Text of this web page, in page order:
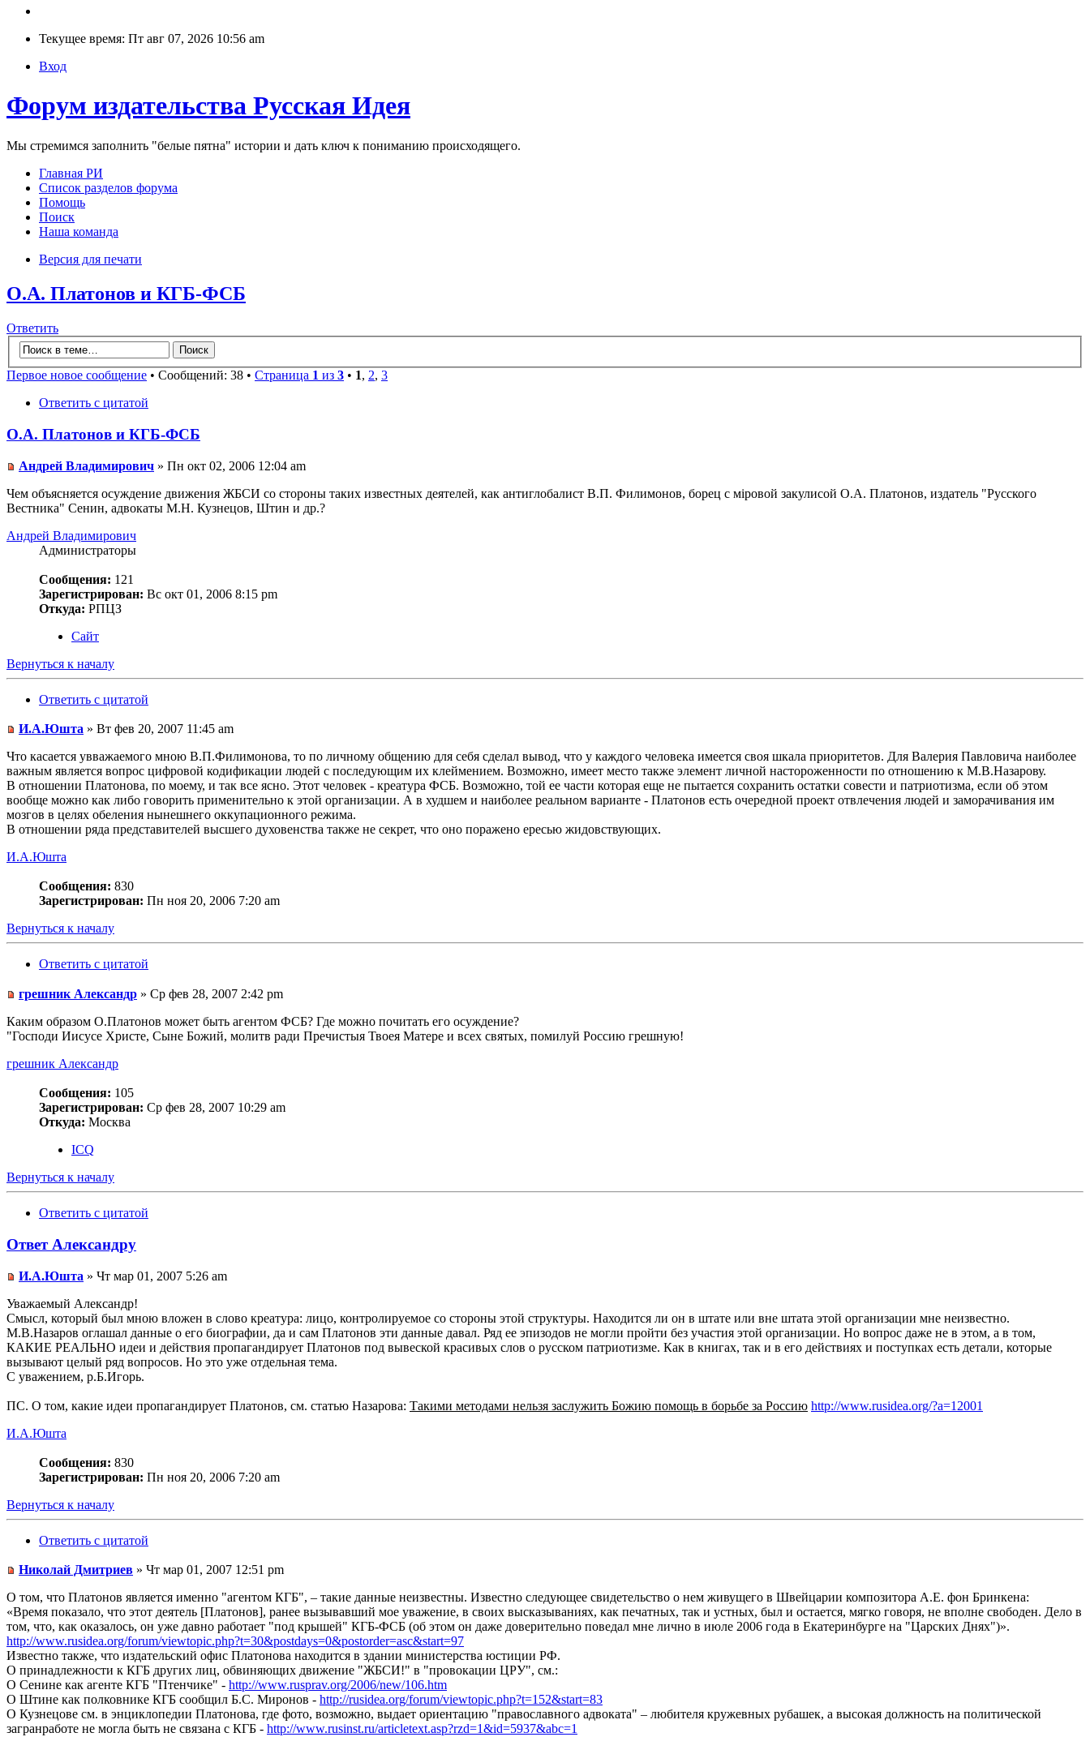
Текущее время: Пт авг 07, 2026 10:56 am
Вход
Форум издательства Русская Идея
Мы стремимся заполнить "белые пятна" истории и дать ключ к пониманию происходящего.
Главная РИ
Список разделов форума
Помощь
Поиск
Наша команда
Версия для печати
О.А. Платонов и КГБ-ФСБ
Ответить
Первое новое сообщение • Сообщений: 38 • Страница 1 из 3 • 1, 2, 3
Ответить с цитатой
О.А. Платонов и КГБ-ФСБ
Андрей Владимирович » Пн окт 02, 2006 12:04 am
Чем объясняется осуждение движения ЖБСИ со стороны таких известных деятелей, как антиглобалист В.П. Филимонов, борец с міровой закулисой О.А. Платонов, издатель "Русского
Вестника" Сенин, адвокаты М.Н. Кузнецов, Штин и др.?
Андрей Владимирович
Администраторы
Сообщения: 121
Зарегистрирован: Вс окт 01, 2006 8:15 pm
Откуда: РПЦЗ
Сайт
Вернуться к началу
Ответить с цитатой
И.А.Юшта » Вт фев 20, 2007 11:45 am
Что касается увважаемого мною В.П.Филимонова, то по личному общению для себя сделал вывод, что у каждого человека имеется своя шкала приоритетов. Для Валерия Павловича наиболее
важным является вопрос цифровой кодификации людей с последующим их клеймением. Возможно, имеет место также элемент личной настороженности по отношению к М.В.Назарову.
В отношении Платонова, по моему, и так все ясно. Этот человек - креатура ФСБ. Возможно, той ее части которая еще не пытается сохранить остатки совести и патриотизма, если об этом
вообще можно как либо говорить применительно к этой организации. А в худшем и наиболее реальном варианте - Платонов есть очередной проект отвлечения людей и заморачивания им
мозгов в целях обеления нынешнего оккупационного режима.
В отношении ряда представителей высшего духовенства также не секрет, что оно поражено ересью жидовствующих.
И.А.Юшта
Сообщения: 830
Зарегистрирован: Пн ноя 20, 2006 7:20 am
Вернуться к началу
Ответить с цитатой
грешник Александр » Ср фев 28, 2007 2:42 pm
Каким образом О.Платонов может быть агентом ФСБ? Где можно почитать его осуждение?
"Господи Иисусе Христе, Сыне Божий, молитв ради Пречистыя Твоея Матере и всех святых, помилуй Россию грешную!
грешник Александр
Сообщения: 105
Зарегистрирован: Ср фев 28, 2007 10:29 am
Откуда: Москва
ICQ
Вернуться к началу
Ответить с цитатой
Ответ Александру
И.А.Юшта » Чт мар 01, 2007 5:26 am
Уважаемый Александр!
Смысл, который был мною вложен в слово креатура: лицо, контролируемое со стороны этой структуры. Находится ли он в штате или вне штата этой организации мне неизвестно.
М.В.Назаров оглашал данные о его биографии, да и сам Платонов эти данные давал. Ряд ее эпизодов не могли пройти без участия этой организации. Но вопрос даже не в этом, а в том,
КАКИЕ РЕАЛЬНО идеи и действия пропагандирует Платонов под вывеской красивых слов о русском патриотизме. Как в книгах, так и в его действиях и поступках есть детали, которые
вызывают целый ряд вопросов. Но это уже отдельная тема.
С уважением, р.Б.Игорь.
ПС. О том, какие идеи пропагандирует Платонов, см. статью Назарова: Такими методами нельзя заслужить Божию помощь в борьбе за Россию http://www.rusidea.org/?a=12001
И.А.Юшта
Сообщения: 830
Зарегистрирован: Пн ноя 20, 2006 7:20 am
Вернуться к началу
Ответить с цитатой
Николай Дмитриев » Чт мар 01, 2007 12:51 pm
О том, что Платонов является именно "агентом КГБ", – такие данные неизвестны. Известно следующее свидетельство о нем живущего в Швейцарии композитора А.Е. фон Бринкена:
«Время показало, что этот деятель [Платонов], ранее вызывавший мое уважение, в своих высказываниях, как печатных, так и устных, был и остается, мягко говоря, не вполне свободен. Дело в
том, что, как оказалось, он уже давно работает "под крышей" КГБ-ФСБ (об этом он даже доверительно поведал мне лично в июле 2006 года в Екатеринбурге на "Царских Днях")».
http://www.rusidea.org/forum/viewtopic.php?t=30&postdays=0&postorder=asc&start=97
Известно также, что издательский офис Платонова находится в здании министерства юстиции РФ.
О принадлежности к КГБ других лиц, обвиняющих движение "ЖБСИ!" в "провокации ЦРУ", см.:
О Сенине как агенте КГБ "Птенчике" - http://www.rusprav.org/2006/new/106.htm
О Штине как полковнике КГБ сообщил Б.С. Миронов - http://rusidea.org/forum/viewtopic.php?t=152&start=83
О Кузнецове см. в энциклопедии Платонова, где фото, возможно, выдает ориентацию "православного адвоката" – любителя кружевных рубашек, а высокая должность на политической
загранработе не могла быть не связана с КГБ - http://www.rusinst.ru/articletext.asp?rzd=1&id=5937&abc=1